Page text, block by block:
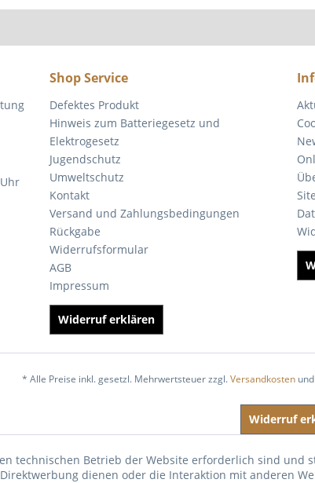
Shop Service
Defektes Produkt
Hinweis zum Batteriegesetz und
Elektrogesetz
Jugendschutz
Umweltschutz
Kontakt
Versand und Zahlungsbedingungen
Rückgabe
Widerrufsformular
AGB
Impressum
Widerruf erklären
* Alle Preise inkl. gesetzl. Mehrwertsteuer zzgl.Versandkostenund
Widerruf
technischen Betrieb der Website erforderlich sind und
dienen oder die Interaktion mit anderen